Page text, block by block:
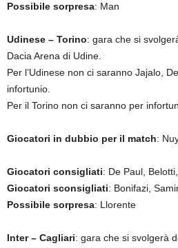
Possibile sorpresa: Man
Udinese – Torino: gara che si
Dacia Arena di Udine.
Per l’Udinese non ci saranno Jajalo,
infortunio.
Per il Torino non ci saranno per
Giocatori in dubbio per il match:
Giocatori consigliati: De Paul,
Giocatori sconsigliati: Bonifazi,
Possibile sorpresa: Llorente
Inter – Cagliari: gara che si svolgerà